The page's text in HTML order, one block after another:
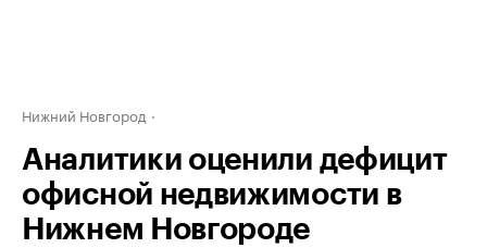
Нижний Новгород
Аналитики оценили дефицит
офисной недвижимости в
Нижнем Новгороде